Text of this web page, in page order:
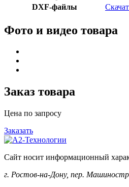
DXF-файлы
Фото и видео товара
Заказ товара
Цена по запросу
Заказать
Сайт носит информационный
г. Ростов-на-Дону, пер.